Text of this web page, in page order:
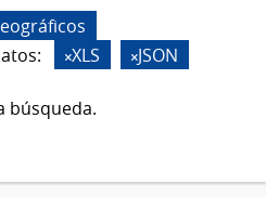
XLS JSON
búsqueda.